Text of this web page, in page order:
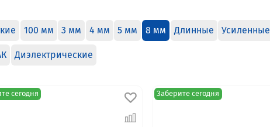
100 мм 3 мм 4 мм 5 мм 8 мм Длинные Усиленные
Диэлектрические
сегодня Заберите сегодня